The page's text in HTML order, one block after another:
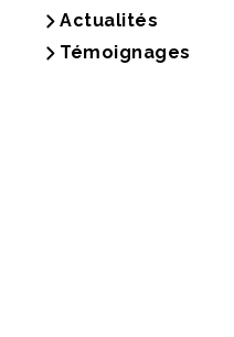
Actualités
Témoignages